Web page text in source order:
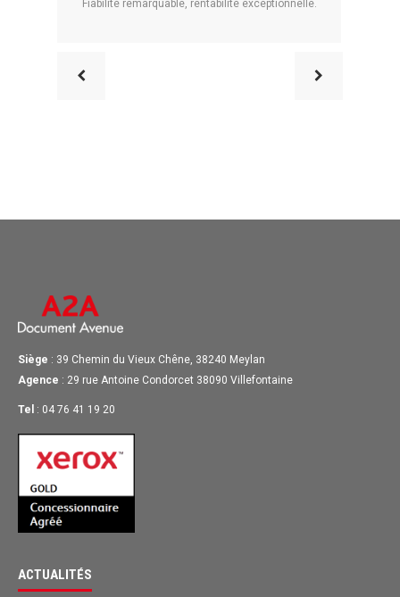
Fiabilité remarquable, rentabilité exceptionnelle.
Siège : 39 Chemin du Vieux Chêne, 38240 Meylan
Agence : 29 rue Antoine Condorcet 38090 Villefontaine
Tel : 04 76 41 19 20
ACTUALITÉS